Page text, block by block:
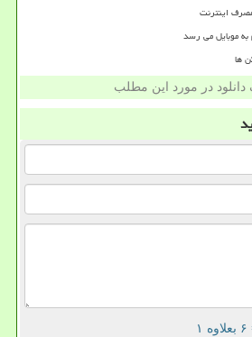
اینترنت
به موبایل می رسد
ها
دانلود در مورد این مطلب
۱